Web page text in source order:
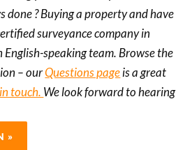
done ? Buying a property and have
surveyance company in
speaking team. Browse the
– ourQuestions pageis a great
touch. We look forward to hearing